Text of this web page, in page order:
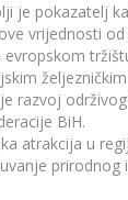
je pokazatelj
vrijednosti
razvoj
BiH.
atrakcija u